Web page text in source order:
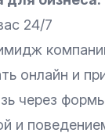
24/7
онлайн и
через
и